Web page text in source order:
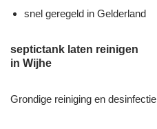
snel geregeld in Gelderland
septictank laten reinigen
in Wijhe
Grondige reiniging en desinfectie